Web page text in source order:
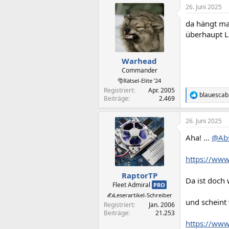
k
i
o
Warhead
Commander
🎅Rätsel-Elite ’24
Registriert
Apr. 2005
Beiträge
2.469
26. Juni 2025
da hängt
überhaupt
R
e
a
k
i
n
e
:
RaptorTP
Fleet Admiral PRO
✍️Leserartikel-Schreiber
Registriert
Jan. 2006
Beiträge
21.253
26. Juni 2025
Aha! ...
https://
Da ist doch
und
https://